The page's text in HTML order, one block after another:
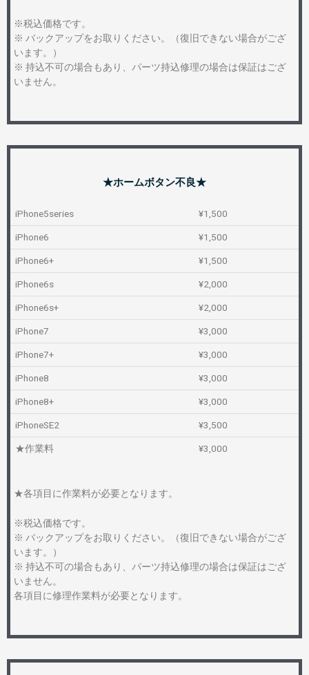
※税込価格です。
※ バックアップをお取りください。（復旧できない場合がござ
います。）
※ 持込不可の場合もあり、パーツ持込修理の場合は保証はござ
いません。
★ホームボタン不良★
iPhone5series ¥1,500
iPhone6 ¥1,500
iPhone6+ ¥1,500
iPhone6s ¥2,000
iPhone6s+ ¥2,000
iPhone7 ¥3,000
iPhone7+ ¥3,000
iPhone8 ¥3,000
iPhone8+ ¥3,000
iPhoneSE2 ¥3,500
★作業料 ¥3,000
★各項目に作業料が必要となります。
※税込価格です。
※ バックアップをお取りください。（復旧できない場合がござ
います。）
※ 持込不可の場合もあり、パーツ持込修理の場合は保証はござ
いません。
各項目に修理作業料が必要となります。